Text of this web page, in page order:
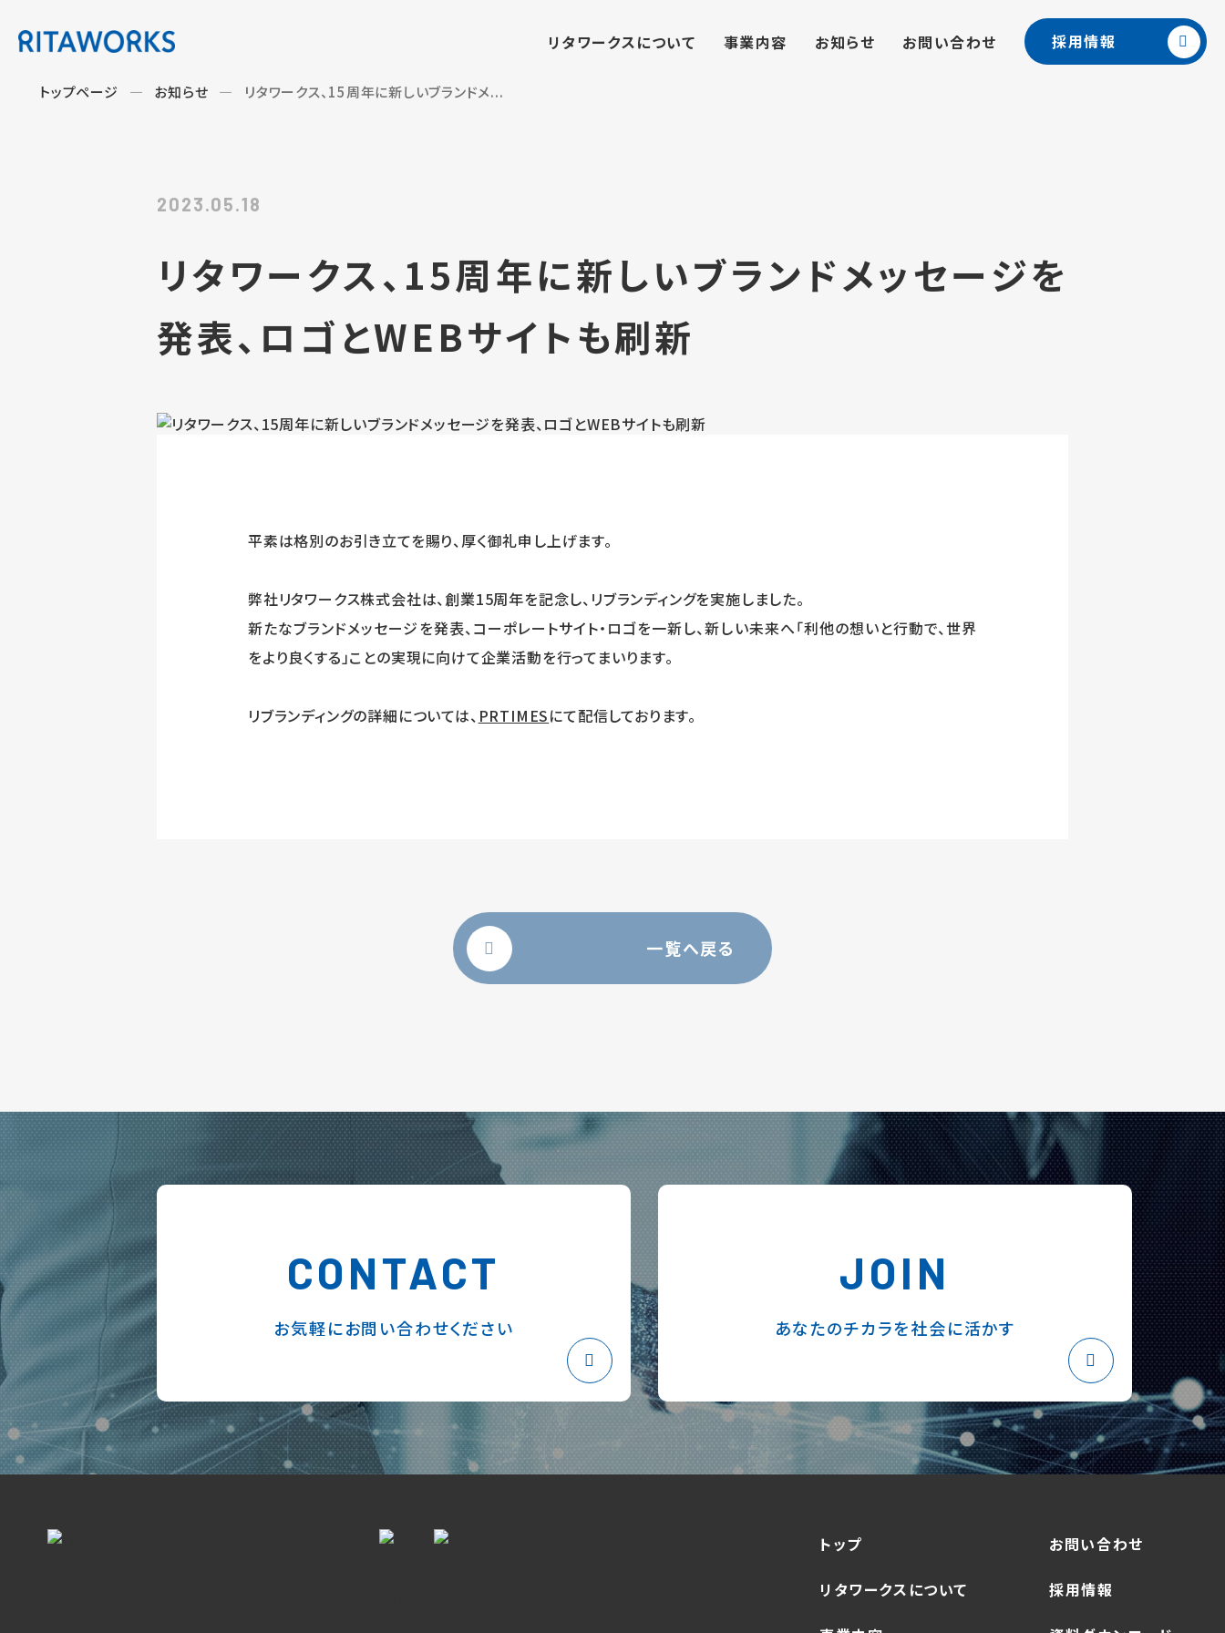
リタワークスについて 事業内容 お知らせ お問い合わせ 採用情報
トップページ お知らせ リタワークス、15周年に新しいブランドメ...
2023.05.18
リタワークス、15周年に新しいブランドメッセージを
発表、ロゴとWEBサイトも刷新
平素は格別のお引き立てを賜り、厚く御礼申し上げます。
弊社リタワークス株式会社は、創業15周年を記念し、リブランディングを実施しました。
新たなブランドメッセージを発表、コーポレートサイト・ロゴを一新し、新しい未来へ「利他の想いと行動で、世界
をより良くする」ことの実現に向けて企業活動を行ってまいります。
リブランディングの詳細については、 PRTIMESにて配信しております。
一覧へ戻る
CONTACT
お気軽にお問い合わせください
JOIN
あなたのチカラを社会に活かす
トップ
リタワークスについて
お問い合わせ
採用情報